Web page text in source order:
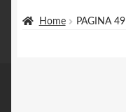
Home PAGINA 49